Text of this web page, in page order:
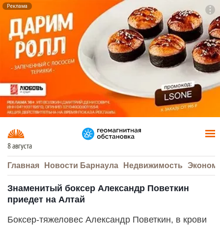
Реклама
8 августа
Главная Новости Барнаула Недвижимость
Знаменитый боксер Александр Поветкин
приедет на Алтай
Боксер-тяжеловес Александр Поветкин, в крови